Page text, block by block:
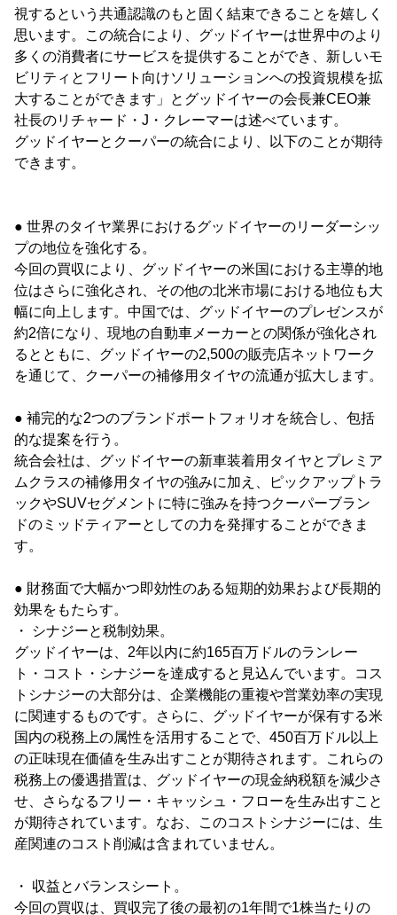
視するという共通認識のもと固く結束できることを嬉しく
思います。この統合により、グッドイヤーは世界中のより
多くの消費者にサービスを提供することができ、新しいモ
ビリティとフリート向けソリューションへの投資規模を拡
大することができます」とグッドイヤーの会長兼CEO兼
社長のリチャード・J・クレーマーは述べています。
グッドイヤーとクーパーの統合により、以下のことが期待
できます。
● 世界のタイヤ業界におけるグッドイヤーのリーダーシッ
プの地位を強化する。
今回の買収により、グッドイヤーの米国における主導的地
位はさらに強化され、その他の北米市場における地位も大
幅に向上します。中国では、グッドイヤーのプレゼンスが
約2倍になり、現地の自動車メーカーとの関係が強化され
るとともに、グッドイヤーの2,500の販売店ネットワーク
を通じて、クーパーの補修用タイヤの流通が拡大します。
● 補完的な2つのブランドポートフォリオを統合し、包括
的な提案を行う。
統合会社は、グッドイヤーの新車装着用タイヤとプレミア
ムクラスの補修用タイヤの強みに加え、ピックアップトラ
ックやSUVセグメントに特に強みを持つクーパーブラン
ドのミッドティアーとしての力を発揮することができま
す。
● 財務面で大幅かつ即効性のある短期的効果および長期的
効果をもたらす。
・ シナジーと税制効果。
グッドイヤーは、2年以内に約165百万ドルのランレー
ト・コスト・シナジーを達成すると見込んでいます。コス
トシナジーの大部分は、企業機能の重複や営業効率の実現
に関連するものです。さらに、グッドイヤーが保有する米
国内の税務上の属性を活用することで、450百万ドル以上
の正味現在価値を生み出すことが期待されます。これらの
税務上の優遇措置は、グッドイヤーの現金納税額を減少さ
せ、さらなるフリー・キャッシュ・フローを生み出すこと
が期待されています。なお、このコストシナジーには、生
産関連のコスト削減は含まれていません。
・ 収益とバランスシート。
今回の買収は、買収完了後の最初の1年間で1株当たりの